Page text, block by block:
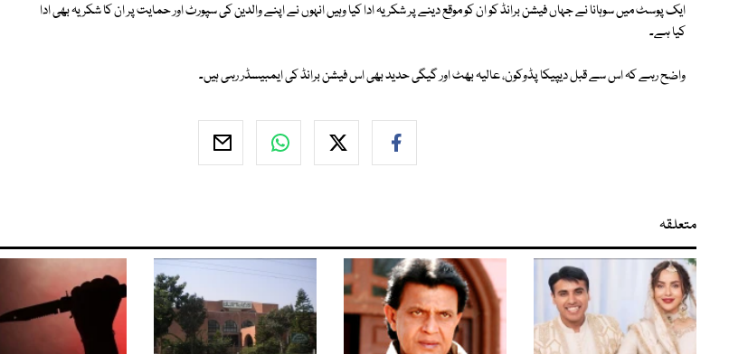
ایک پوسٹ میں سوہانا نے جہاں فیشن برانڈ کو ان کو موقع دینے پر شکریہ ادا کیا وہیں انہوں نے اپنے والدین کی سپورٹ اور حمایت پر ان کا شکریہ بھی ادا
کیا ہے۔
واضح رہے کہ اس سے قبل دیپیکا پڈوکون، عالیہ بھٹ اور گیگی حدید بھی اس فیشن برانڈ کی ایمبیسڈر رہی ہیں۔
متعلقہ